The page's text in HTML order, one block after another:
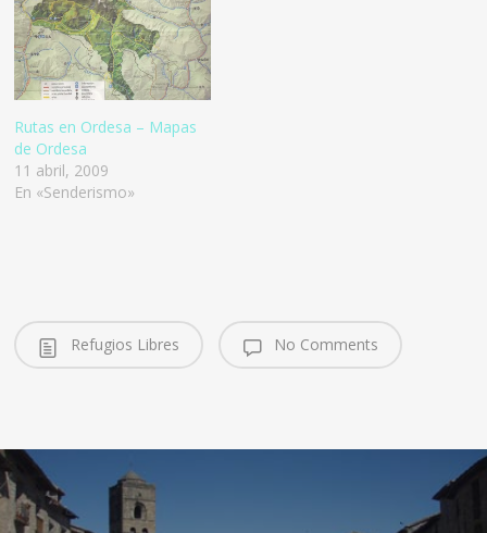
Rutas en Ordesa – Mapas
de Ordesa
11 abril, 2009
En «Senderismo»
Refugios Libres No Comments